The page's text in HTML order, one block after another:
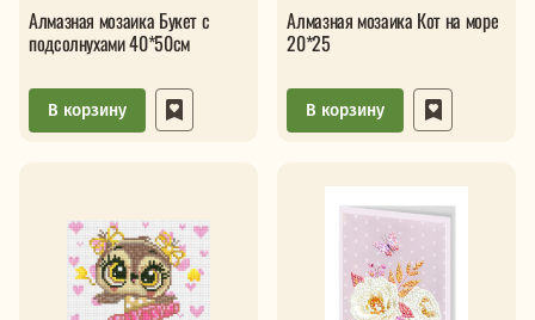
Алмазная мозаика Букет с
подсолнухами 40*50см
В корзину
Алмазная мозаика Кот на море
20*25
В корзину